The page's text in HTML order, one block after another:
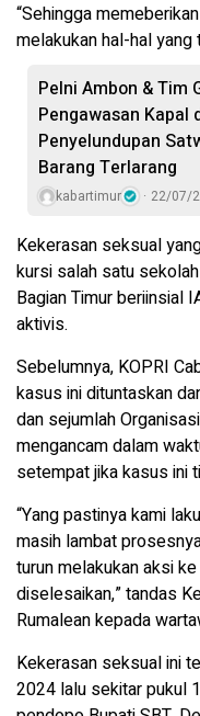
“Sehingga
melakukan hal-hal yang
Pelni Ambon & Tim
Pengawasan Kapal
Penyelundupan
Barang Terlarang
kabartimur 22/07/
Kekerasan seksual
kursi salah satu
Bagian Timur beriinsial
aktivis.
Sebelumnya, KOPRI
kasus ini dituntaskan
dan sejumlah
mengancam dalam
setempat jika kasus ini
“Yang pastinya kami
masih lambat
turun melakukan aksi
diselesaikan,” tandas
Rumalean kepada
Kekerasan seksual ini
2024 lalu sekitar pukul